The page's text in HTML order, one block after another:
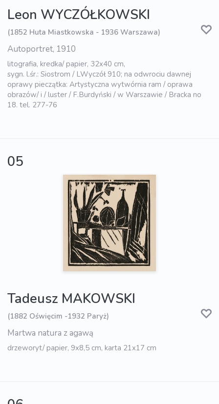
Leon WYCZÓŁKOWSKI
(1852 Huta Miastkowska - 1936 Warszawa)
Autoportret, 1910
litografia, kredka/ papier, 32x40 cm,
sygn. l.śr.: Siostrom / LWyczół 910; na odwrociu dawnej
oprawy pieczątka: Artystyczna wytwórnia ram / oprawa
obrazów/ i / luster / F.Burdyński / w Warszawie / Bracka no
18. tel. 277-76
05
Tadeusz MAKOWSKI
(1882 Oświęcim -1932 Paryż)
Martwa natura z agawą
drzeworyt/ papier, 9x8,5 cm, karta 21x17 cm